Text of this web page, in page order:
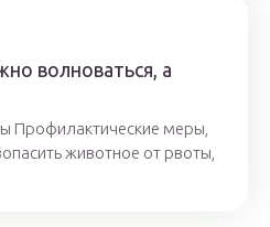
волноваться, а
Профилактические меры,
животное от рвоты,